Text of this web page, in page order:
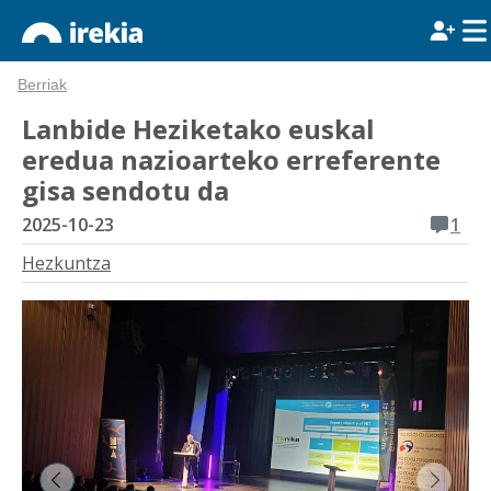
Berriak
Lanbide Heziketako euskal
eredua nazioarteko erreferente
gisa sendotu da
2025-10-23
1
Hezkuntza